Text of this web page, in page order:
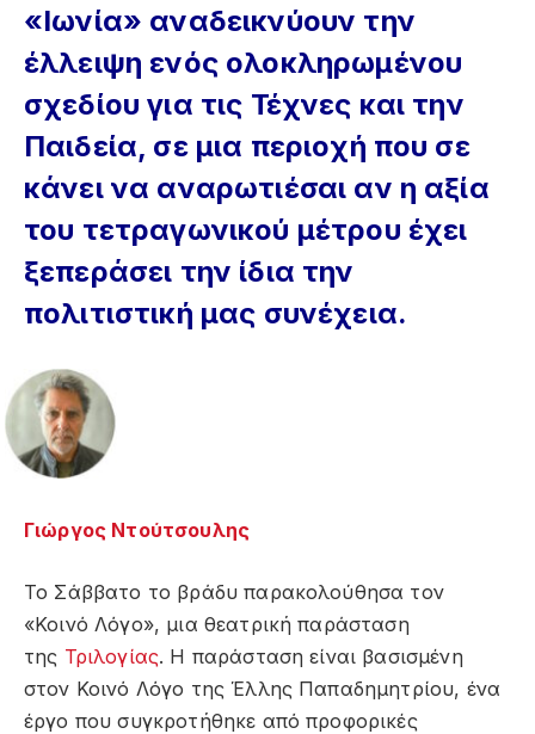
«Ιωνία» αναδεικνύουν την
έλλειψη ενός ολοκληρωμένου
σχεδίου για τις Τέχνες και την
Παιδεία, σε μια περιοχή που σε
κάνει να αναρωτιέσαι αν η αξία
του τετραγωνικού μέτρου έχει
ξεπεράσει την ίδια την
πολιτιστική μας συνέχεια.
Γιώργος Ντούτσουλης
Το Σάββατο το βράδυ παρακολούθησα τον
«Κοινό Λόγο», μια θεατρική παράσταση
της Τριλογίας. Η παράσταση είναι βασισμένη
στον Κοινό Λόγο της Έλλης Παπαδημητρίου, ένα
έργο που συγκροτήθηκε από προφορικές